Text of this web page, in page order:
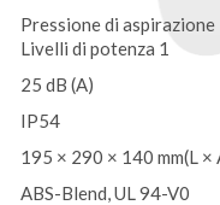
Pressione di
Livelli di potenza 1
25 dB (A)
IP54
195 × 290 × 140 mm(L ×
ABS-Blend, UL 94-V0